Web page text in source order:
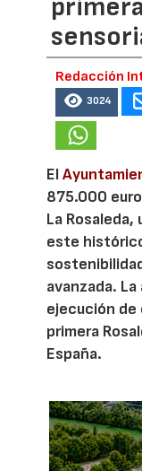
Redacción
3024
El
875.000
La
este
avanzada.
ejecución de
primera
España.